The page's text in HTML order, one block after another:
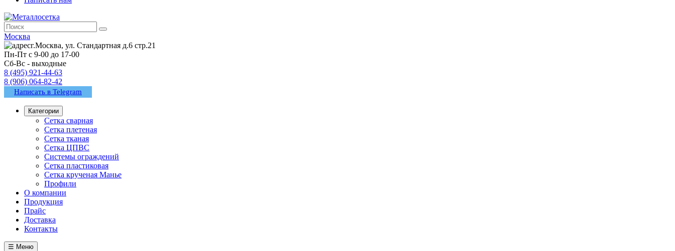
Москва
г.Москва, ул. Стандартная д.6 стр.21
Пн-Пт с 9-00 до 17-00
Сб-Вс - выходные
8 (495) 921-44-63
8 (906) 064-82-42
Написать в Telegram
Категории
Сетка сварная
Сетка плетеная
Сетка тканая
Сетка ЦПВС
Системы ограждений
Сетка пластиковая
Сетка крученая Манье
Профили
О компании
Продукция
Прайс
Доставка
Контакты
☰ Меню